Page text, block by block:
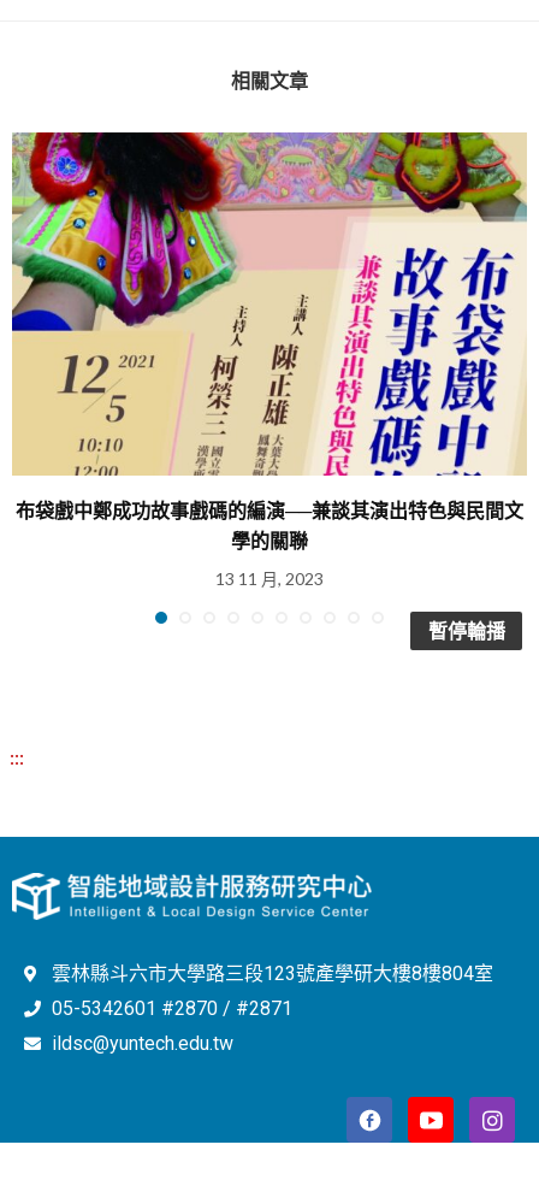
相關文章
布袋戲中鄭成功故事戲碼的編演──兼談其演出特色與民間文
學的關聯
13 11 月, 2023
暫停輪播
:::
雲林縣斗六市大學路三段123號產學研大樓8樓804室
05-5342601 #2870 / #2871
ildsc@yuntech.edu.tw